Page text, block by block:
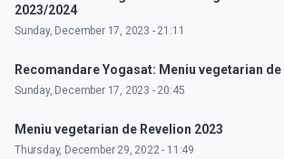
2023/2024
Sunday, December 17, 2023 - 21:11
Recomandare Yogasat: Meniu vegetarian de
Sunday, December 17, 2023 - 20:45
Meniu vegetarian de Revelion 2023
Thursday, December 29, 2022 - 11:49